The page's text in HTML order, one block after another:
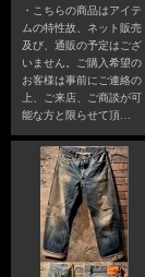
・こちらの商品はアイテ
ムの特性故、ネット販売
及び、通販の予定はござ
いません。ご購入希望の
お客様は事前にご連絡の
上、ご来店、ご商談が可
能な方と限らせて頂…